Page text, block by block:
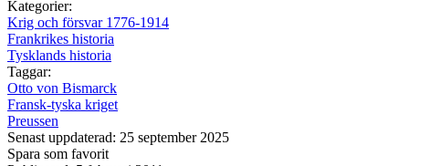
Kategorier:
Krig och försvar 1776-1914
Frankrikes historia
Tysklands historia
Taggar:
Otto von Bismarck
Fransk-tyska kriget
Preussen
Senast uppdaterad: 25 september 2025
Spara som favorit